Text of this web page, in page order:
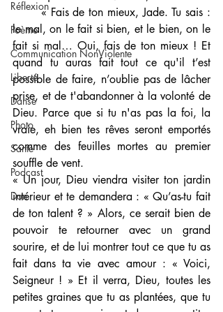
Réflexion
Poème
Communication NonViolente
Liberté
Danse
Photo
Santé
Podcast
Don
	« Fais de ton mieux, Jade. Tu sais :
le mal, on le fait si bien, et le bien, on le
fait si mal… Oui, fais de ton mieux ! Et
quand tu auras fait tout ce qu'il t’est
possible de faire, n’oublie pas de lâcher
prise, et de t'abandonner à la volonté de
Dieu. Parce que si tu n'as pas la foi, la
vraie, eh bien tes rêves seront emportés
comme des feuilles mortes au premier
souffle de vent.
« Un jour, Dieu viendra visiter ton jardin
intérieur et te demandera : « Qu’as-tu fait
de ton talent ? » Alors, ce serait bien de
pouvoir te retourner avec un grand
sourire, et de lui montrer tout ce que tu as
fait dans ta vie avec amour : « Voici,
Seigneur ! » Et il verra, Dieu, toutes les
petites graines que tu as plantées, que tu